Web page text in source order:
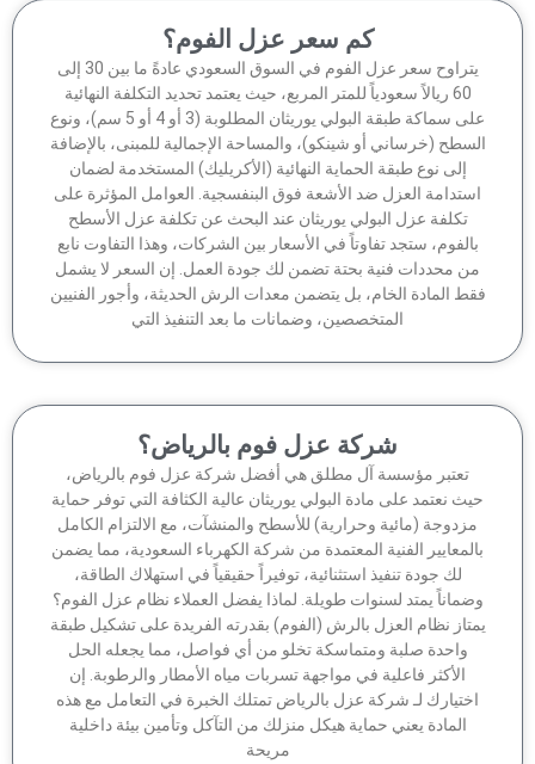
كم سعر عزل الفوم؟
يتراوح سعر عزل الفوم في السوق السعودي عادةً ما بين 30 إلى
60 ريالاً سعودياً للمتر المربع، حيث يعتمد تحديد التكلفة النهائية
على سماكة طبقة البولي يوريثان المطلوبة (3 أو 4 أو 5 سم)، ونوع
(خرساني أو شينكو)، والمساحة الإجمالية للمبنى، بالإضافة
إلى نوع طبقة الحماية النهائية (الأكريليك) المستخدمة لضمان
العزل ضد الأشعة فوق البنفسجية. العوامل المؤثرة على
تكلفة عزل البولي يوريثان عند البحث عن تكلفة عزل الأسطح
ستجد تفاوتاً في الأسعار بين الشركات، وهذا التفاوت نابع
محددات فنية بحتة تضمن لك جودة العمل. إن السعر لا يشمل
المادة الخام، بل يتضمن معدات الرش الحديثة، وأجور الفنيين
المتخصصين، وضمانات ما بعد التنفيذ التي
شركة عزل فوم بالرياض؟
تعتبر مؤسسة آل مطلق هي أفضل شركة عزل فوم بالرياض،
نعتمد على مادة البولي يوريثان عالية الكثافة التي توفر حماية
(مائية وحرارية) للأسطح والمنشآت، مع الالتزام الكامل
الفنية المعتمدة من شركة الكهرباء السعودية، مما يضمن
لك جودة تنفيذ استثنائية، توفيراً حقيقياً في استهلاك الطاقة،
يمتد لسنوات طويلة. لماذا يفضل العملاء نظام عزل الفوم؟
نظام العزل بالرش (الفوم) بقدرته الفريدة على تشكيل طبقة
واحدة صلبة ومتماسكة تخلو من أي فواصل، مما يجعله الحل
الأكثر فاعلية في مواجهة تسربات مياه الأمطار والرطوبة. إن
لـ شركة عزل بالرياض تمتلك الخبرة في التعامل مع هذه
المادة يعني حماية هيكل منزلك من التآكل وتأمين بيئة داخلية